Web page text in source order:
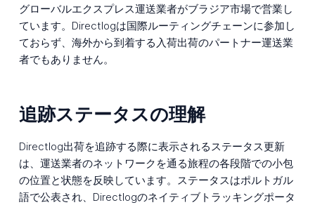
グローバルエクスプレス運送業者がブラジア市場で営業し
ています。Directlogは国際ルーティングチェーンに参加し
ておらず、海外から到着する入荷出荷のパートナー運送業
者でもありません。
追跡ステータスの理解
Directlog出荷を追跡する際に表示されるステータス更新
は、運送業者のネットワークを通る旅程の各段階での小包
の位置と状態を反映しています。ステータスはポルトガル
語で公表され、Directlogのネイティブトラッキングポータ